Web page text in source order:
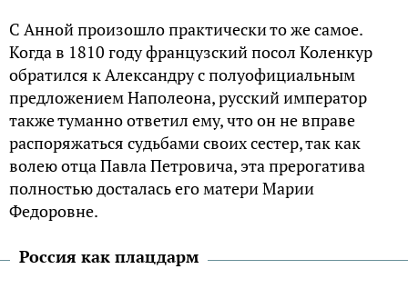
С Анной произошло практически то же самое.
Когда в 1810 году французский посол Коленкур
обратился к Александру с полуофициальным
предложением Наполеона, русский император
также туманно ответил ему, что он не вправе
распоряжаться судьбами своих сестер, так как
волею отца Павла Петровича, эта прерогатива
полностью досталась его матери Марии
Федоровне.
Россия как плацдарм